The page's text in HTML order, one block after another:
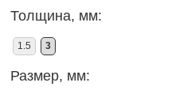
Толщина, мм:
1.5 3
Размер, мм: